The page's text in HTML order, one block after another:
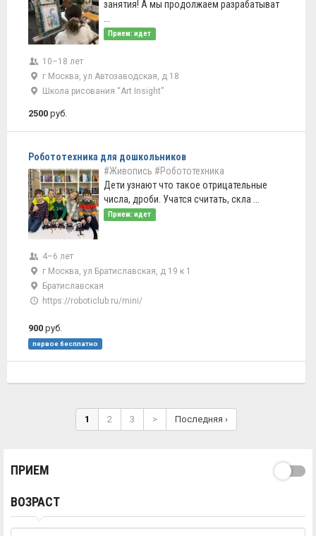
занятия! А мы продолжаем разрабатыват
Прием: идет
10–18 лет
г Москва, ул Автозаводская, д 18
Школа рисования “Art Insight”
2500 руб.
Робототехника для дошкольников
#Живопись #Робототехника
Дети узнают что такое отрицательные
числа, дроби. Учатся считать, скла ...
Прием: идет
4–6 лет
г Москва, ул Братиславская, д 19 к 1
Братиславская
https://roboticlub.ru/mini/
900 руб.
первое бесплатно
1 2 3 > Последняя ›
ПРИЕМ
ВОЗРАСТ